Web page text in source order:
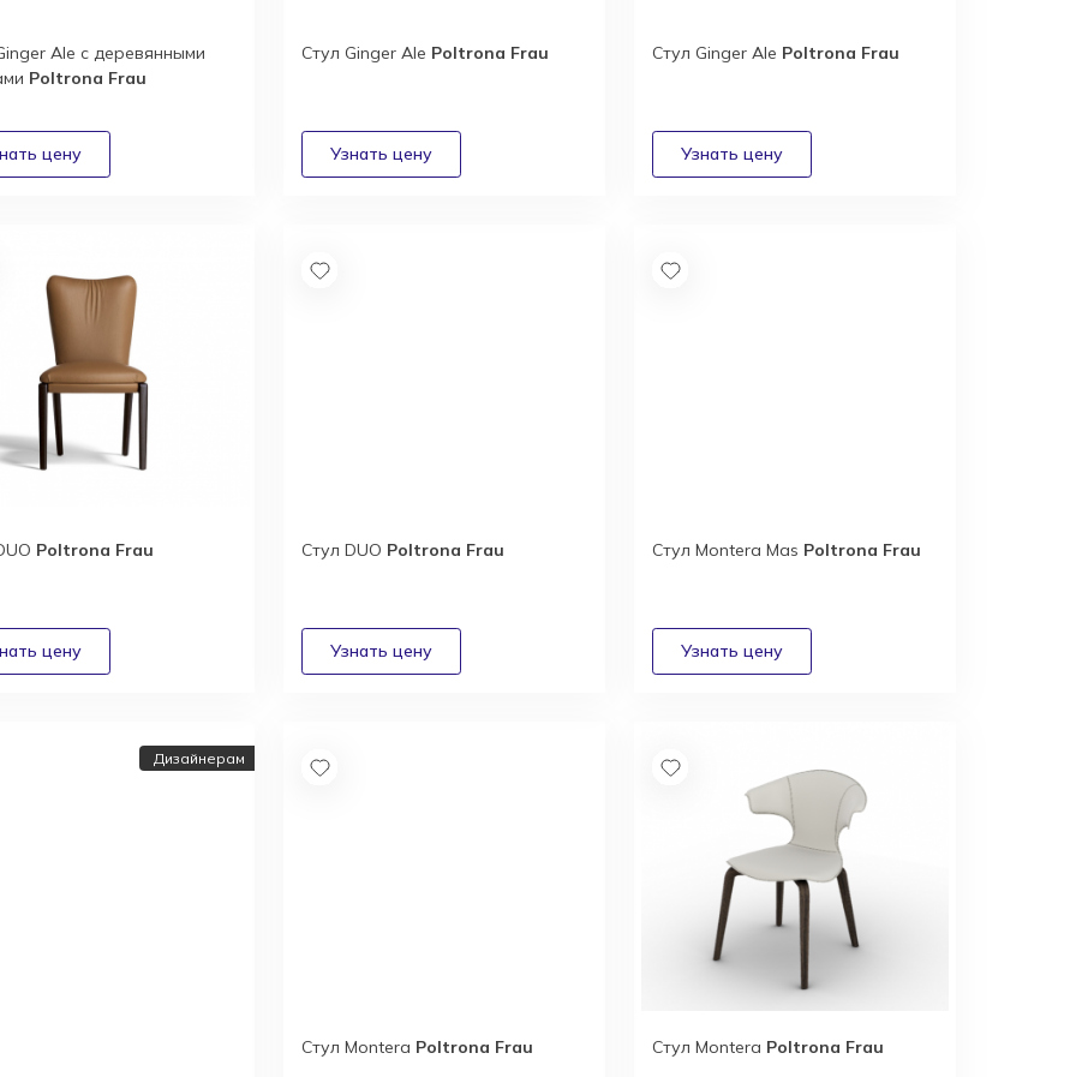
Ale с деревянными
Poltrona Frau
Стул Ginger Ale Poltrona Frau Стул Ginger Ale Poltrona Frau
Poltrona Frau Стул DUO Poltrona Frau Стул Montera Mas Poltrona Frau
Дизайнерам
Стул Montera Poltrona Frau Стул Montera Poltrona Frau